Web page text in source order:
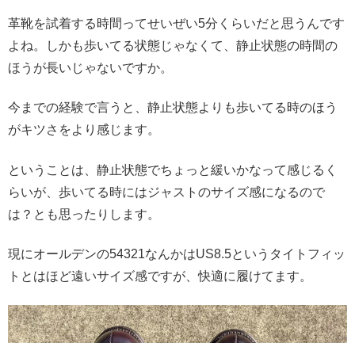
革靴を試着する時間ってせいぜい5分くらいだと思うんです
よね。しかも歩いてる状態じゃなくて、静止状態の時間の
ほうが長いじゃないですか。
今までの経験で言うと、静止状態よりも歩いてる時のほう
がキツさをより感じます。
ということは、静止状態でちょっと緩いかなって感じるく
らいが、歩いてる時にはジャストのサイズ感になるので
は？とも思ったりします。
現にオールデンの54321なんかはUS8.5というタイトフィッ
トとはほど遠いサイズ感ですが、快適に履けてます。